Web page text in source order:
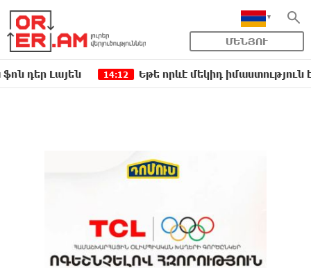
ՄԵՆՅՈՒ
14:12 Եթե որևէ մեկիդ իմաստություն է